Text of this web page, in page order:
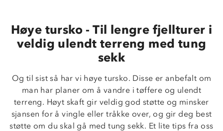
Høye tursko - Til lengre fjellturer i
veldig ulendt terreng med tung
sekk
Og til sist så har vi høye tursko. Disse er anbefalt om
man har planer om å vandre i tøffere og ulendt
terreng. Høyt skaft gir veldig god støtte og minsker
sjansen for å vingle eller tråkke over, og gir deg best
støtte om du skal gå med tung sekk. Et lite tips fra oss